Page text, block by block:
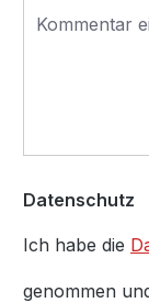
Datenschutz
Ich habe die
genommen